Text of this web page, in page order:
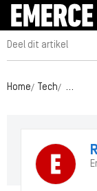
Deel dit artikel
Home Tech